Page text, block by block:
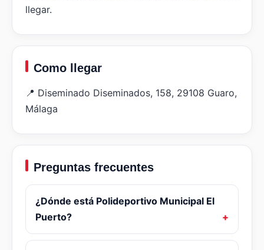
llegar.
Como llegar
📍 Diseminado Diseminados, 158, 29108 Guaro,
Málaga
Preguntas frecuentes
¿Dónde está Polideportivo Municipal El
Puerto?